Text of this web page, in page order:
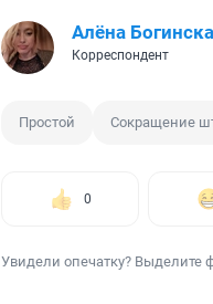
Алёна
Корреспондент
Простой Сокращение
0
Увидели опечатку? Выделите